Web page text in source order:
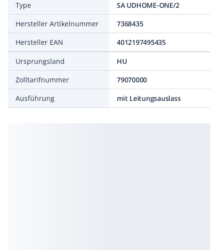
Type
SA UDHOME-ONE/2
Hersteller Artikelnummer
7368435
Hersteller EAN
4012197495435
Ursprungsland
HU
Zolltarifnummer
79070000
Ausführung
mit Leitungsauslass